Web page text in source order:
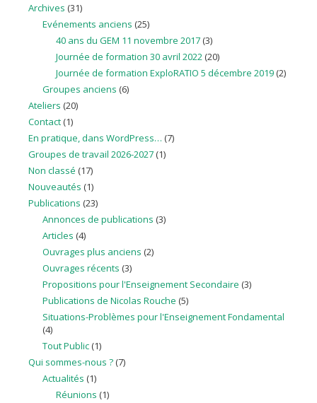
Archives (31)
Evénements anciens (25)
40 ans du GEM 11 novembre 2017 (3)
Journée de formation 30 avril 2022 (20)
Journée de formation ExploRATIO 5 décembre 2019 (2)
Groupes anciens (6)
Ateliers (20)
Contact (1)
En pratique, dans WordPress… (7)
Groupes de travail 2026-2027 (1)
Non classé (17)
Nouveautés (1)
Publications (23)
Annonces de publications (3)
Articles (4)
Ouvrages plus anciens (2)
Ouvrages récents (3)
Propositions pour l'Enseignement Secondaire (3)
Publications de Nicolas Rouche (5)
Situations-Problèmes pour l'Enseignement Fondamental
(4)
Tout Public(1)
Qui sommes-nous ? (7)
Actualités (1)
Réunions (1)